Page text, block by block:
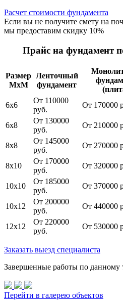
Расчет стоимости фундамента
Если вы не получите смету на
мы предоставим скидку 10%
Прайс на фундамент
Размер
МхМ
Ленточный
фундамент
6х6
От 110000
руб.
От 170000
6х8
От 130000
руб.
От 210000
8х8
От 145000
руб.
От 270000
8х10
От 170000
руб.
От 320000
10х10
От 185000
руб.
От 370000
10х12
От 200000
руб.
От 440000
12х12
От 220000
руб.
От 530000
Заказать выезд специалиста
Завершенные работы по данному
Перейти в галерею объектов